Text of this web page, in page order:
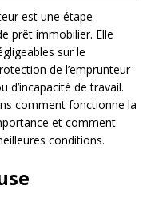
est une étape
prêt immobilier. Elle
sur le
de l’emprunteur
d’incapacité de travail.
comment fonctionne la
et comment
conditions.